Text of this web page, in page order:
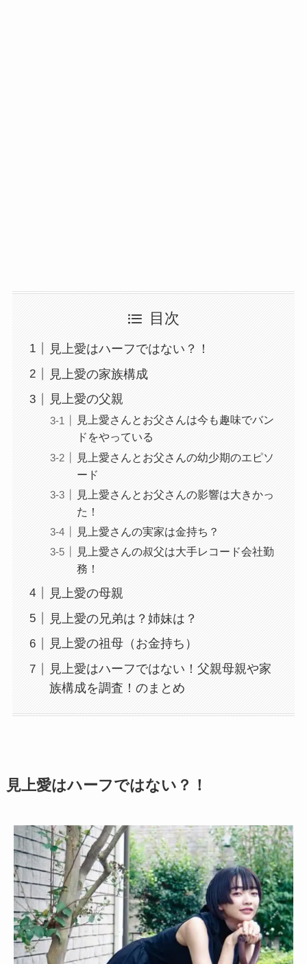
目次
見上愛はハーフではない？！
見上愛の家族構成
見上愛の父親
見上愛さんとお父さんは今も趣味でバン
ドをやっている
見上愛さんとお父さんの幼少期のエピソ
ード
見上愛さんとお父さんの影響は大きかっ
た！
見上愛さんの実家は金持ち？
見上愛さんの叔父は大手レコード会社勤
務！
見上愛の母親
見上愛の兄弟は？姉妹は？
見上愛の祖母（お金持ち）
見上愛はハーフではない！父親母親や家
族構成を調査！のまとめ
見上愛はハーフではない？！